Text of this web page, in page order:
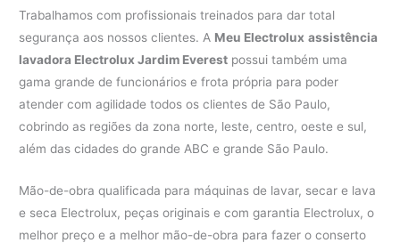
Trabalhamos com profissionais treinados para dar total
segurança aos nossos clientes. A Meu Electrolux assistência
lavadora Electrolux Jardim Everest possui também uma
gama grande de funcionários e frota própria para poder
atender com agilidade todos os clientes de São Paulo,
cobrindo as regiões da zona norte, leste, centro, oeste e sul,
além das cidades do grande ABC e grande São Paulo.
Mão-de-obra qualificada para máquinas de lavar, secar e lava
e seca Electrolux, peças originais e com garantia Electrolux, o
melhor preço e a melhor mão-de-obra para fazer o conserto